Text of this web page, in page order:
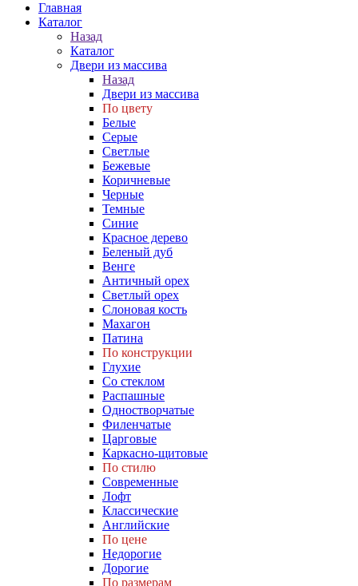
Главная
Каталог
Назад
Каталог
Двери из массива
Назад
Двери из массива
По цвету
Белые
Серые
Светлые
Бежевые
Коричневые
Черные
Темные
Синие
Красное дерево
Беленый дуб
Венге
Античный орех
Светлый орех
Слоновая кость
Махагон
Патина
По конструкции
Глухие
Со стеклом
Распашные
Одностворчатые
Филенчатые
Царговые
Каркасно-щитовые
По стилю
Современные
Лофт
Классические
Английские
По цене
Недорогие
Дорогие
По размерам